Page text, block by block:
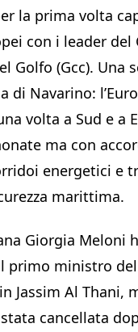
la prima volta
con i leader del
Golfo (Gcc). Una
di Navarino:
volta a Sud e a
ma con
energetici e
marittima.
Giorgia Meloni
primo ministro
Jassim Al Thani,
cancellata